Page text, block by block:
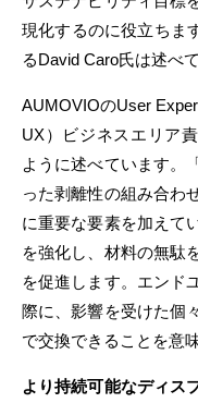
現化するのに役立ちま
るDavid Caro氏は述べ
AUMOVIOのUser
UX）ビジネスエリア
ように述べています。
った剥離性の組み合わ
に重要な要素を加えて
を強化し、材料の無駄
を促進します。エンド
際に、影響を受けた個
で交換できることを意
より持続可能なディス